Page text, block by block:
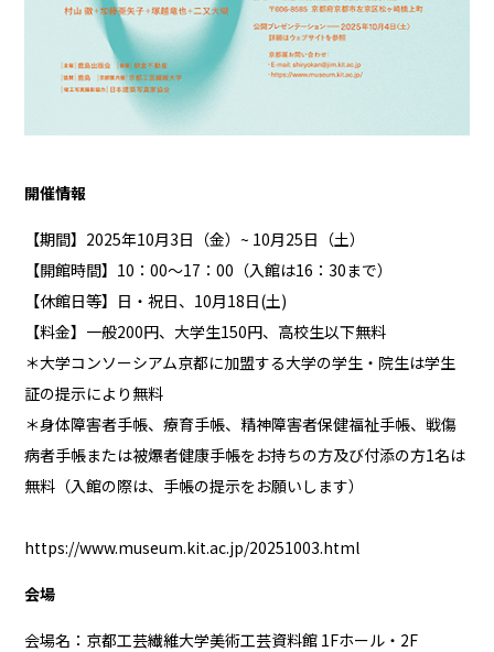
開催情報
【期間】2025年10月3日（金）~ 10月25日（土）
【開館時間】10：00～17：00（入館は16：30まで）
【休館日等】日・祝日、10月18日(土)
【料金】一般200円、大学生150円、高校生以下無料
＊大学コンソーシアム京都に加盟する大学の学生・院生は学生
証の提示により無料
＊身体障害者手帳、療育手帳、精神障害者保健福祉手帳、戦傷
病者手帳または被爆者健康手帳をお持ちの方及び付添の方1名は
無料（入館の際は、手帳の提示をお願いします）
https://www.museum.kit.ac.jp/20251003.html
会場
会場名：京都工芸繊維大学美術工芸資料館 1Fホール・2F